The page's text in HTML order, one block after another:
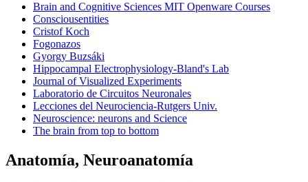
Brain and Cognitive Sciences MIT Openware Courses
Consciousentities
Cristof Koch
Fogonazos
Gyorgy Buzsáki
Hippocampal Electrophysiology-Bland's Lab
Journal of Visualized Experiments
Laboratorio de Circuitos Neuronales
Lecciones del Neurociencia-Rutgers Univ.
Neuroscience: neurons and Science
The brain from top to bottom
Anatomía, Neuroanatomía